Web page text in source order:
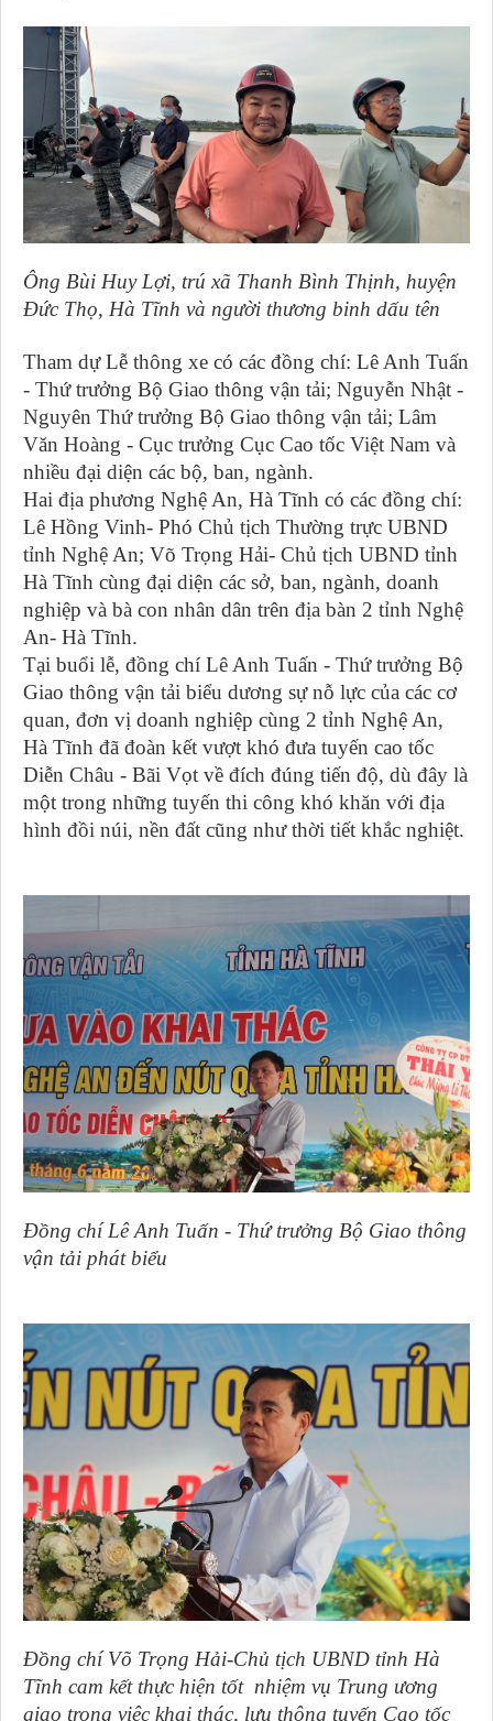
Ông Bùi Huy Lợi, trú xã Thanh Bình Thịnh, huyện
Đức Thọ, Hà Tĩnh và người thương binh dấu tên
Tham dự Lễ thông xe có các đồng chí: Lê Anh Tuấn
- Thứ trưởng Bộ Giao thông vận tải; Nguyễn Nhật -
Nguyên Thứ trưởng Bộ Giao thông vận tải; Lâm
Văn Hoàng - Cục trưởng Cục Cao tốc Việt Nam và
nhiều đại diện các bộ, ban, ngành.
Hai địa phương Nghệ An, Hà Tĩnh có các đồng chí:
Lê Hồng Vinh- Phó Chủ tịch Thường trực UBND
tỉnh Nghệ An; Võ Trọng Hải- Chủ tịch UBND tỉnh
Hà Tĩnh cùng đại diện các sở, ban, ngành, doanh
nghiệp và bà con nhân dân trên địa bàn 2 tỉnh Nghệ
An- Hà Tĩnh.
Tại buổi lễ, đồng chí Lê Anh Tuấn - Thứ trưởng Bộ
Giao thông vận tải biểu dương sự nỗ lực của các cơ
quan, đơn vị doanh nghiệp cùng 2 tỉnh Nghệ An,
Hà Tĩnh đã đoàn kết vượt khó đưa tuyến cao tốc
Diễn Châu - Bãi Vọt về đích đúng tiến độ, dù đây là
một trong những tuyến thi công khó khăn với địa
hình đồi núi, nền đất cũng như thời tiết khắc nghiệt.
Đồng chí Lê Anh Tuấn - Thứ trưởng Bộ Giao thông
vận tải phát biểu
Đồng chí Võ Trọng Hải-Chủ tịch UBND tỉnh Hà
Tĩnh cam kết thực hiện tốt nhiệm vụ Trung ương
giao trong việc khai thác, lưu thông tuyến Cao tốc